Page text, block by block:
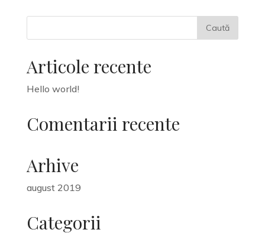
Articole recente
Hello world!
Comentarii recente
Arhive
august 2019
Categorii